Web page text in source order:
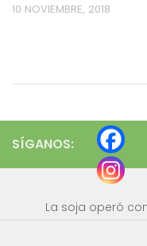
10 NOVIEMBRE, 2018
SÍGANOS:
La soja operó